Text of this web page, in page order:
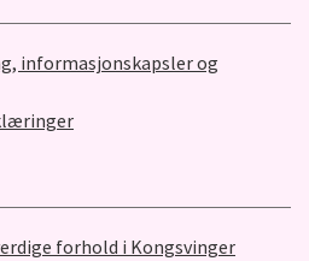
informasjonskapsler og
forhold i Kongsvinger